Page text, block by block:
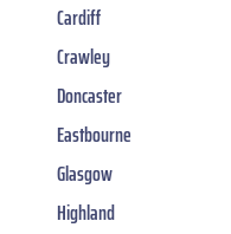
Cardiff
Crawley
Doncaster
Eastbourne
Glasgow
Highland